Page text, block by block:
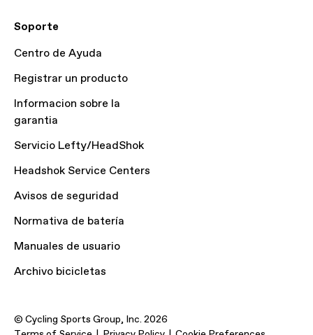
Soporte
Centro de Ayuda
Registrar un producto
Informacion sobre la
garantia
Servicio Lefty/HeadShok
Headshok Service Centers
Avisos de seguridad
Normativa de batería
Manuales de usuario
Archivo bicicletas
© Cycling Sports Group, Inc. 2026